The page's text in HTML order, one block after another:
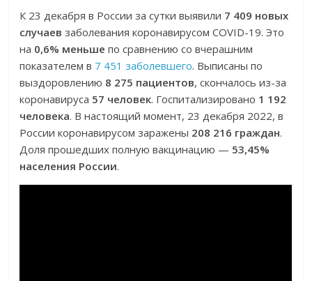
К 23 декабря в России за сутки выявили 7 409 новых
случаев заболевания коронавирусом COVID-19. Это
на 0,6% меньше по сравнению со вчерашним
показателем в 7 451 заболевшего. Выписаны по
выздоровлению 8 275 пациентов, скончалось из-за
коронавируса 57 человек. Госпитализировано 1 192
человека. В настоящий момент, 23 декабря 2022, в
России коронавирусом заражены 208 216 граждан.
Доля прошедших полную вакцинацию — 53,45%
населения России.